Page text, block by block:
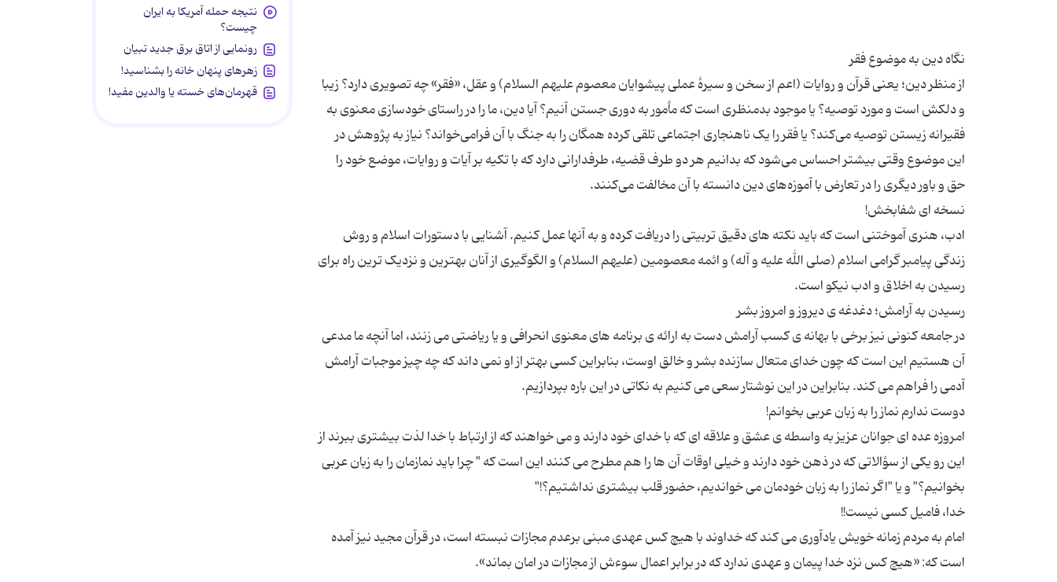
از منظر دین؛ یعنی قرآن و روایات (اعم از سخن و سیرۀ عملی پیشوایان معصوم علیهم السلام) و عقل، «فقر» چه تصویری دارد؟ زیبا
و دلکش است و مورد توصیه؟ یا موجود بدمنظری است که مأمور به دوری جستن آنیم؟ آیا دین، ما را در راستای خودسازی معنوی به
فقیرانه زیستن توصیه می‌کند؟ یا فقر را یک ناهنجاری اجتماعی تلقی کرده همگان را به جنگ با آن فرامی‌خواند؟ نیاز به پژوهش در
این موضوع وقتی بیشتر احساس می‌شود که بدانیم هر دو طرف قضیه، طرفدارانی دارد که با تکیه بر آیات و روایات، موضع خود را
ادب، هنری آموختنی است که باید نکته های دقیق تربیتی را دریافت کرده و به آنها عمل کنیم. آشنایی با دستورات اسلام و روش
زندگی پیامبر گرامی اسلام (صلی الله علیه و آله) و ائمه معصومین (علیهم السلام) و الگوگیری از آنان بهترین و نزدیک ترین راه برای
در جامعه کنونی نیز برخی با بهانه ی کسب آرامش دست به ارائه ی برنامه های معنوی انحرافی و یا ریاضتی می زنند، اما آنچه ما مدعی
آن هستیم این است که چون خدای متعال سازنده بشر و خالق اوست، بنابراین کسی بهتر از او نمی داند که چه چیز موجبات آرامش
امروزه عده ای جوانان عزیز به واسطه ی عشق و علاقه ای که با خدای خود دارند و می خواهند که از ارتباط با خدا لذت بیشتری ببرند از
این رو یکی از سؤالاتی که در ذهن خود دارند و خیلی اوقات آن ها را هم مطرح می کنند این است که " چرا باید نمازمان را به زبان عربی
امام به مردم زمانه خویش یادآوری می کند که خداوند با هیچ کس عهدی مبنی برعدم مجازات نبسته است، در قرآن مجید نیز آمده
نتیجه حمله آمریکا به ایران
چیست؟
رونمایی از اتاق برق جدید تبیان
زهرهای پنهان خانه را بشناسید!
قهرمان‌های خسته یا والدین مفید!